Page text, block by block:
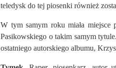
teledysk do tej piosenki również
W tym samym roku miała miejsce
Pasikowskiego o takim samym
ostatniego autorskiego albumu,